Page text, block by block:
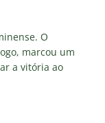
O
marcou um
a vitória ao